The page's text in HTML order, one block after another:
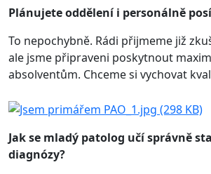
Plánujete oddělení i personálně
To nepochybně. Rádi přijmeme již
ale jsme připraveni poskytnout
absolventům. Chceme si vychovat
Jak se mladý patolog učí správně
diagnózy?